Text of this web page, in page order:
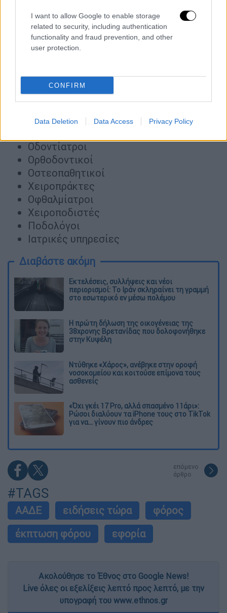
I want to allow Google to enable storage
related to security, including authentication
functionality and fraud prevention, and other
user protection.
CONFIRM
Data Deletion Data Access Privacy Policy
κάλυψη του 30% του ετησίουπραγματικού
εισοδήματοςμεηλεκτρονικές δαπάνες
παράδειγμα μια αμοιβή 100 ευρώ για ιατρική
δαπάνη 200 ευρώ για την κάλυψη του 30%
του εισοδήματος. Οι αποδείξεις που
Οδοντίατροι
Ορθοδοντικοί
Οστεοπαθητικοί
Χειροπράκτες
Οφθαλμίατροι
Χειροποδιστές
Ποδολόγοι
Ιατρικές υπηρεσίες
Διαβάστε ακόμη
Εκτελέσεις, συλλήψεις και νέοι
περιορισμοί: Το Ιράν σκληραίνει τη γραμμή
στο εσωτερικό εν μέσω πολέμου
Η πρώτη δήλωση της οικογένειας της
38χρονης Βρετανίδας που δολοφονήθηκε
στην Κυψέλη
Ντύθηκε «Χάρος», ανέβηκε στην οροφή
νοσοκομείου και κοιτούσε επίμονα τους
ασθενείς
«Όχι γκέι 17 Pro, αλλά σπασμένο 11άρι»:
Ρώσοι διαλύουν τα iPhone τους στο TikTok
για να... γίνουν πιο άνδρες
επόμενο
άρθρο
#TAGS
ΑΑΔΕ ειδήσεις τώρα
φόρος
έκπτωση φόρου
εφορία
Ακολούθησε το Έθνος στο Google News!
Live όλες οι εξελίξεις λεπτό προς λεπτό, με την
υπογραφή του www.ethnos.gr